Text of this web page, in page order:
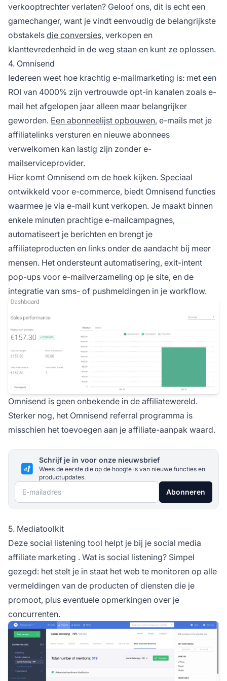
verkooptrechter verlaten? Geloof ons, dit is echt een
gamechanger, want je vindt eenvoudig de belangrijkste
obstakels die conversies, verkopen en
klanttevredenheid in de weg staan en kunt ze oplossen.
4. Omnisend
Iedereen weet hoe krachtig e-mailmarketing is: met een
ROI van 4000% zijn vertrouwde opt-in kanalen zoals e-
mail het afgelopen jaar alleen maar belangrijker
geworden. Een abonneelijst opbouwen, e-mails met je
affiliatelinks versturen en nieuwe abonnees
verwelkomen kan lastig zijn zonder e-
mailserviceprovider.
Hier komt Omnisend om de hoek kijken. Speciaal
ontwikkeld voor e-commerce, biedt Omnisend functies
waarmee je via e-mail kunt verkopen. Je maakt binnen
enkele minuten prachtige e-mailcampagnes,
automatiseert je berichten en brengt je
affiliateproducten en links onder de aandacht bij meer
mensen. Het ondersteunt automatisering, exit-intent
pop-ups voor e-mailverzameling op je site, en de
integratie van sms- of pushmeldingen in je workflow.
Omnisend is geen onbekende in de affiliatewereld.
Sterker nog, het Omnisend referral programma is
misschien het toevoegen aan je affiliate-aanpak waard.
Schrijf je in voor onze nieuwsbrief
Wees de eerste die op de hoogte is van nieuwe functies en
productupdates.
E-mailadres Abonneren
5. Mediatoolkit
Deze social listening tool helpt je bij je social media
affiliate marketing . Wat is social listening? Simpel
gezegd: het stelt je in staat het web te monitoren op alle
vermeldingen van de producten of diensten die je
promoot, plus eventuele opmerkingen over je
concurrenten.